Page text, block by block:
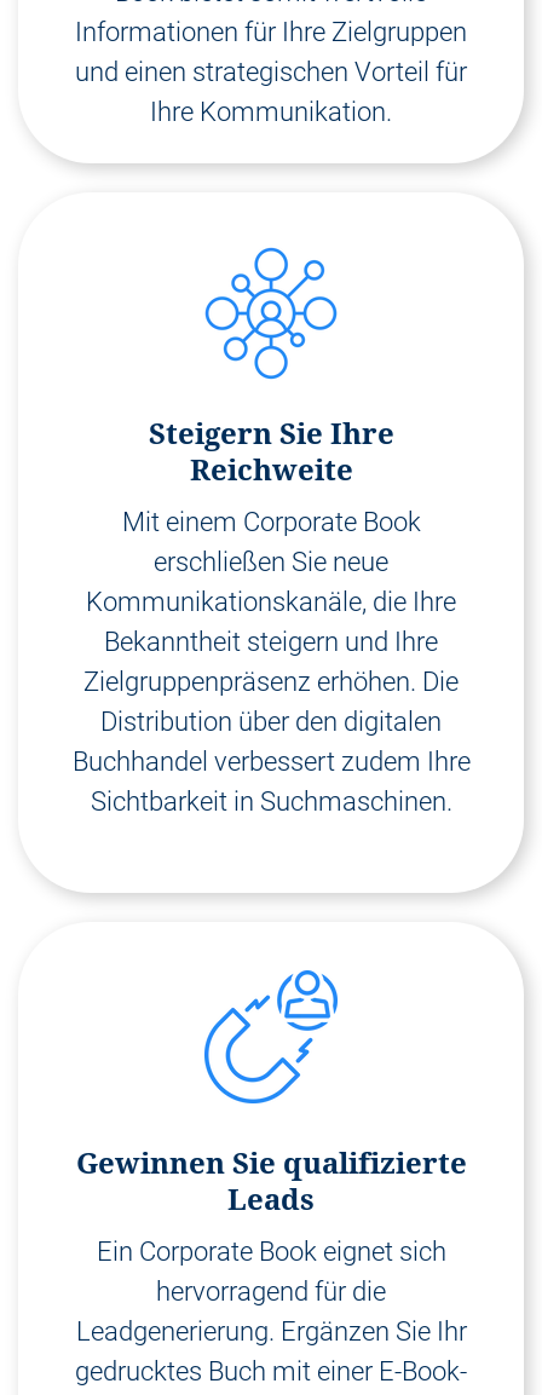
Informationen für Ihre Zielgruppen
und einen strategischen Vorteil für
Ihre Kommunikation.
Steigern Sie Ihre
Reichweite
Mit einem Corporate Book
erschließen Sie neue
Kommunikationskanäle, die Ihre
Bekanntheit steigern und Ihre
Zielgruppenpräsenz erhöhen. Die
Distribution über den digitalen
Buchhandel verbessert zudem Ihre
Sichtbarkeit in Suchmaschinen.
Gewinnen Sie qualifizierte
Leads
Ein Corporate Book eignet sich
hervorragend für die
Leadgenerierung. Ergänzen Sie Ihr
gedrucktes Buch mit einer E-Book-